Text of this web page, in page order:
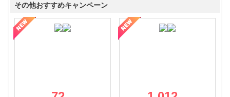
その他おすすめキャンペーン